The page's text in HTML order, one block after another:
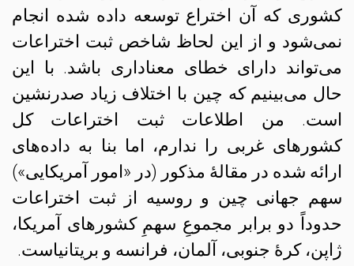
کشوری که آن اختراع توسعه داده شده انجام
نمی‌شود و از این لحاظ شاخص ثبت اختراعات
می‌تواند دارای خطای معناداری باشد. با این
حال می‌بینیم که چین با اختلاف زیاد صدرنشین
است. من اطلاعات ثبت اختراعات کل
کشورهای غربی را ندارم، اما بنا به داده‌های
ارائه شده در مقالهٔ مذکور (در «امور آمریکایی»)
سهم جهانی چین و روسیه از ثبت اختراعات
حدوداً دو برابر مجموعِ سهمِ کشورهای آمریکا،
ژاپن، کرهٔ جنوبی، آلمان، فرانسه و بریتانیاست.